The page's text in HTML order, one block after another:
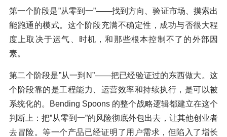
第一个阶段是”从零到一”——找到方向、验证市场、摸索出
能跑通的模式。这个阶段充满不确定性，成功与否很大程
度上取决于运气、时机，和那些根本控制不了的外部因
素。
第二个阶段是”从一到N”——把已经验证过的东西做大。这
个阶段靠的是工程能力、运营效率和持续执行，是可以被
系统化的。Bending Spoons 的整个战略逻辑都建立在这个
判断上：把”从零到一”的风险彻底外包出去，让其他创业者
去冒险。等一个产品已经证明了用户需求，但陷入了增长